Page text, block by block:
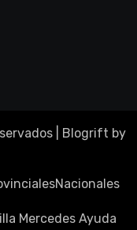
Blogrift by
Nacionales
Mercedes Ayuda